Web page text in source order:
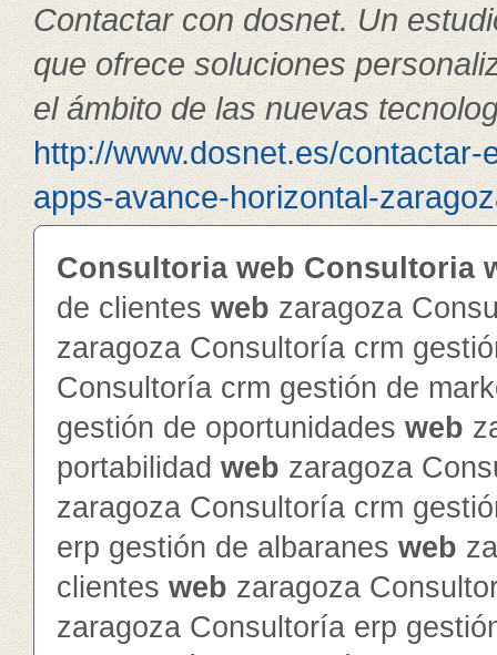
Contactar con dosnet. Un
que ofrece soluciones
el ámbito de las nuevas
http://www.dosnet.es/
apps-avance-horizontal-
Consultoria web Consultoria
de clientes web zaragoza
zaragoza Consultoría crm
Consultoría crm gestión de
gestión de oportunidades web
portabilidad web zaragoza
zaragoza Consultoría crm
erp gestión de albaranes web
clientes web zaragoza
zaragoza Consultoría erp